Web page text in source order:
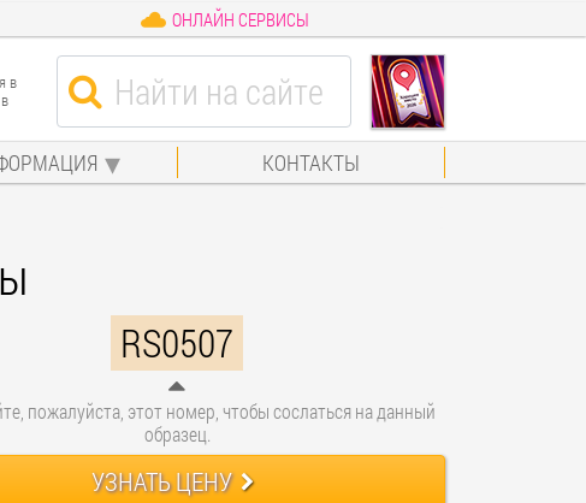
ОНЛАЙН СЕРВИСЫ
в
КОНТАКТЫ
RS0507
пожалуйста, этот номер, чтобы сослаться на данный
образец.
УЗНАТЬ ЦЕНУ